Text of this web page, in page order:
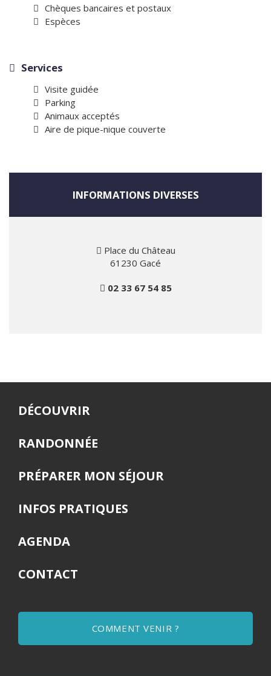
Chèques bancaires et postaux
Espèces
Services
Visite guidée
Parking
Animaux acceptés
Aire de pique-nique couverte
INFORMATIONS DIVERSES
Place du Château
61230 Gacé
02 33 67 54 85
DÉCOUVRIR
RANDONNÉE
PRÉPARER MON SÉJOUR
INFOS PRATIQUES
AGENDA
CONTACT
COMMENT VENIR ?